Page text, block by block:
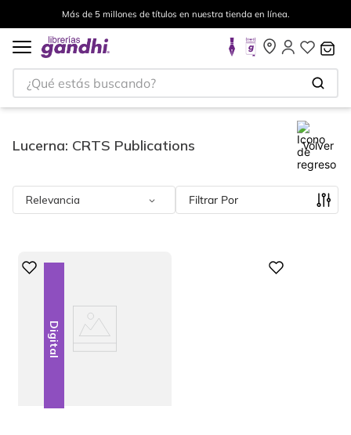
Más de 5 millones de títulos en nuestra tienda en línea.
¿Qué estás buscando?
Lucerna: CRTS Publications Volver
Relevancia Filtrar
Digital